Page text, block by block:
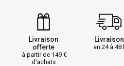
Livraison
offerte
à partir de 149
d'achats
Livraison
en 24 à 48